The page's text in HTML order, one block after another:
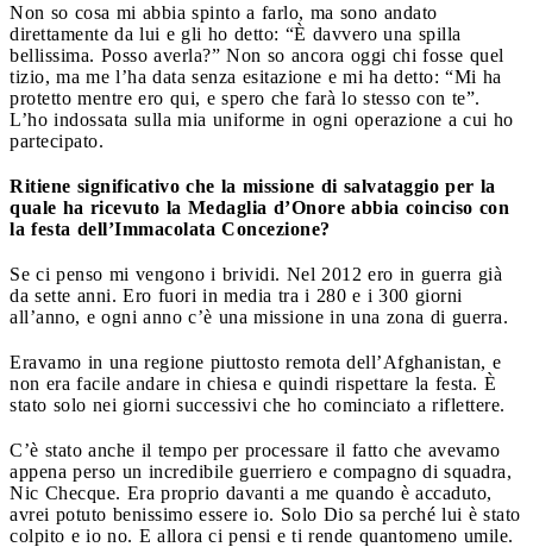
Non so cosa mi abbia spinto a farlo, ma sono andato
direttamente da lui e gli ho detto: “È davvero una spilla
bellissima. Posso averla?” Non so ancora oggi chi fosse quel
tizio, ma me l’ha data senza esitazione e mi ha detto: “Mi ha
protetto mentre ero qui, e spero che farà lo stesso con te”.
L’ho indossata sulla mia uniforme in ogni operazione a cui ho
partecipato.
Ritiene significativo che la missione di salvataggio per la
quale ha ricevuto la Medaglia d’Onore abbia coinciso con
la festa dell’Immacolata Concezione?
Se ci penso mi vengono i brividi. Nel 2012 ero in guerra già
da sette anni. Ero fuori in media tra i 280 e i 300 giorni
all’anno, e ogni anno c’è una missione in una zona di guerra.
Eravamo in una regione piuttosto remota dell’Afghanistan, e
non era facile andare in chiesa e quindi rispettare la festa. È
stato solo nei giorni successivi che ho cominciato a riflettere.
C’è stato anche il tempo per processare il fatto che avevamo
appena perso un incredibile guerriero e compagno di squadra,
Nic Checque. Era proprio davanti a me quando è accaduto,
avrei potuto benissimo essere io. Solo Dio sa perché lui è stato
colpito e io no. E allora ci pensi e ti rende quantomeno umile.